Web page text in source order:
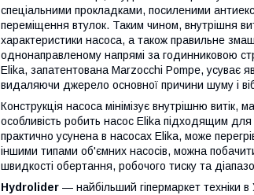
спеціальними прокладками, посиленими
переміщення втулок. Таким чином, внутрішня
характеристики насоса, а також правильне
однонаправленому напрямі за годинниковою
Elika, запатентована Marzocchi Pompe, усуває
видаляючи джерело основної причини шуму і
Конструкція насоса мінімізує внутрішню
особливість робить насос Elika підходящим
практично усунена в насосах Elika, може
іншими типами об'ємних насосів, можна
швидкості обертання, робочого тиску та
Hydrolider — найбільший гіпермаркет техніки в